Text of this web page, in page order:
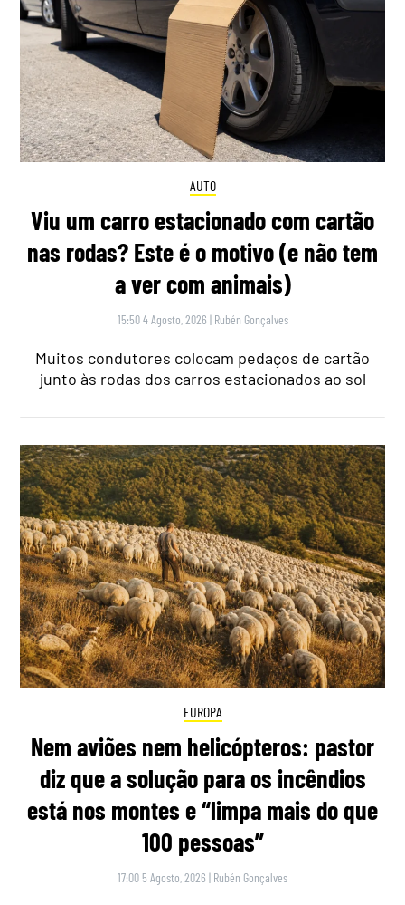
AUTO
Viu um carro estacionado com cartão
nas rodas? Este é o motivo (e não tem
a ver com animais)
15:50 4 Agosto, 2026 | Rubén Gonçalves
Muitos condutores colocam pedaços de cartão
junto às rodas dos carros estacionados ao sol
EUROPA
Nem aviões nem helicópteros: pastor
diz que a solução para os incêndios
está nos montes e “limpa mais do que
100 pessoas”
17:00 5 Agosto, 2026 | Rubén Gonçalves